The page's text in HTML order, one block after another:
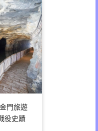
門旅遊
役史蹟